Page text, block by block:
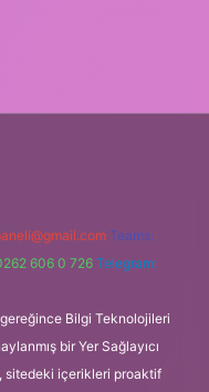
Teams:
606 0 726 Telegram:
Bilgi Teknolojileri
bir Yer Sağlayıcı
sitedeki içerikleri proaktif